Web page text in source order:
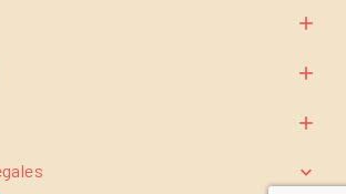



